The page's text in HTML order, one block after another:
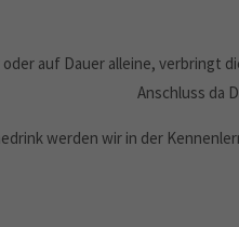
auf Dauer alleine, verbringt
Anschluss da
werden wir in der